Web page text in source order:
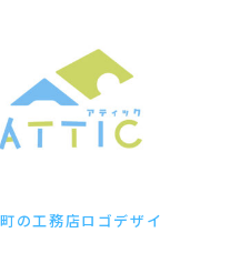
の工務店ロゴデザイ